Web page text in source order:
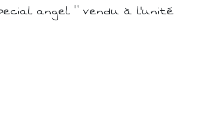
angel " vendu à l'unité